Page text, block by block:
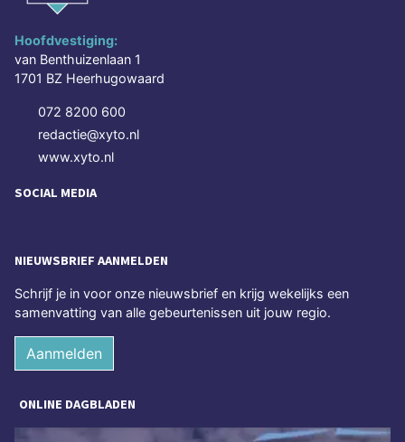
Hoofdvestiging:
van Benthuizenlaan 1
1701 BZ Heerhugowaard
072 8200 600
redactie@xyto.nl
www.xyto.nl
SOCIAL MEDIA
NIEUWSBRIEF AANMELDEN
Schrijf je in voor onze nieuwsbrief en krijg wekelijks een
samenvatting van alle gebeurtenissen uit jouw regio.
Aanmelden
ONLINE DAGBLADEN